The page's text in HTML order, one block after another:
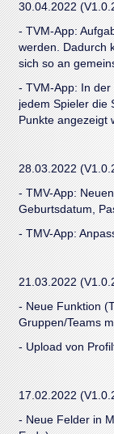
30.04.2022
- TVM-App:
werden. Dadurch
sich so an
- TVM-App: In
jedem Spieler die
Punkte angezeigt
28.03.2022
- TMV-App:
Geburtsdatum,
- TMV-App:
21.03.2022
- Neue Funktion
Gruppen/Teams
- Upload von
17.02.2022
- Neue Felder in